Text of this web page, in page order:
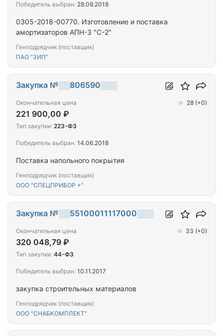
0305-2018-00770. Изготовление и поставка
амортизаторов АПН-3 "С-2"
Генподрядчик (поставщик)
ПАО "ЗИП"
Победитель выбран: 28.09.2018
Поставка напольного покрытия
Генподрядчик (поставщик)
ООО "СПЕЦПРИБОР +"
Закупка №░░806590░░░
Окончательная цена
221 900,00 ₽
28 (+0)
Тип закупки: 223-ФЗ
Победитель выбран: 14.06.2018
закупка строительных материалов
Генподрядчик (поставщик)
ООО "СНАБКОМПЛЕКТ"
Закупка №░░55100011117000░░░
Окончательная цена
320 048,79 ₽
33 (+0)
Тип закупки: 44-ФЗ
Победитель выбран: 10.11.2017